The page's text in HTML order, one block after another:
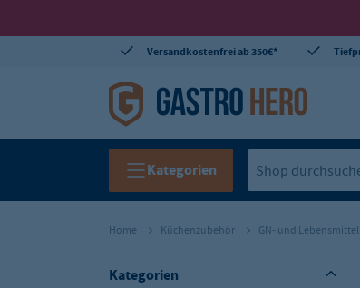
Versandkostenfrei ab 350€*
Kategorien
Home Küchenzubehör GN- und
Kategorien